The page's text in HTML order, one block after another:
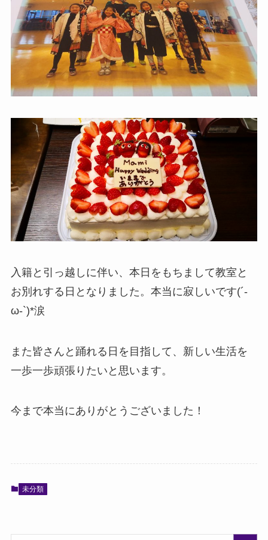
入籍と引っ越しに伴い、本日をもちまして教室と
お別れする日となりました。本当に寂しいです(´-
ω-`)*涙
また皆さんと踊れる日を目指して、新しい生活を
一歩一歩頑張りたいと思います。
今まで本当にありがとうございました！
未分類